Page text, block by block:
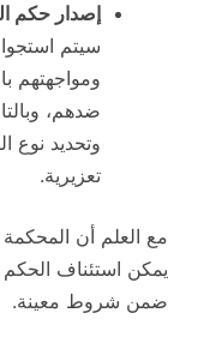
إصدار حكم
سيتم
ومواجهتهم
ضدهم،
وتحديد نوع
تعزيرية.
مع العلم أن المحكمة
يمكن استئناف الحكم
ضمن شروط معينة.